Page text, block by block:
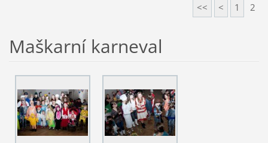
<< < 1 2
Maškarní karneval